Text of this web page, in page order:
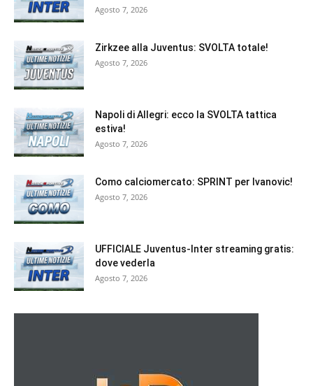
Agosto 7, 2026
Zirkzee alla Juventus: SVOLTA totale!
Agosto 7, 2026
Napoli di Allegri: ecco la SVOLTA tattica
estiva!
Agosto 7, 2026
Como calciomercato: SPRINT per Ivanovic!
Agosto 7, 2026
UFFICIALE Juventus-Inter streaming gratis:
dove vederla
Agosto 7, 2026